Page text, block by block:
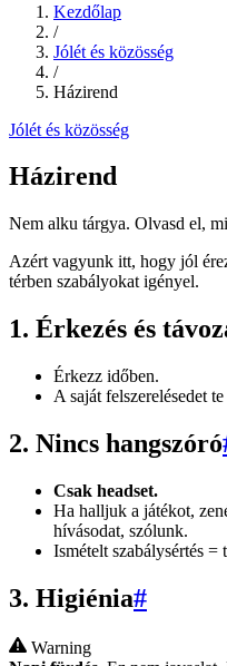
Kezdőlap
/
Jólét és közösség
/
Házirend
Jólét és közösség
Házirend
Nem alku tárgya. Olvasd el,
Azért vagyunk itt, hogy jól
térben szabályokat igényel.
1. Érkezés és
Érkezz időben.
A saját felszerelésedet
2. Nincs hangszóró
Csak headset.
Ha halljuk a játékot,
hívásodat, szólunk.
Ismételt szabálysértés =
3. Higiénia#
Warning